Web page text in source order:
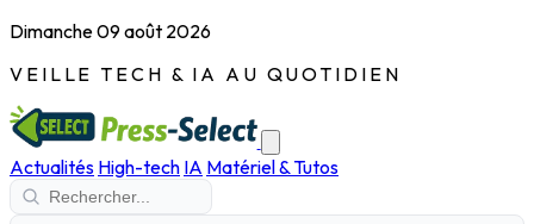
Dimanche 09 août 2026
VEILLE TECH & IA AU QUOTIDIEN
Actualités High-tech IA Matériel & Tutos